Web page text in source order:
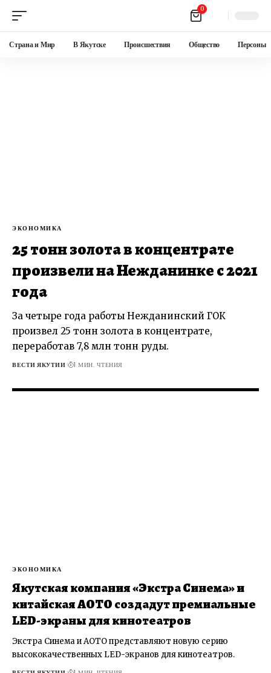
0
Страна и Мир В Якутске Происшествия Общество Персоны
ЭКОНОМИКА
25 тонн золота в концентрате
произвели на Нежданинке с 2021
года
За четыре года работы Нежданинский ГОК
произвел 25 тонн золота в концентрате,
переработав 7,8 млн тонн руды.
ВЕСТИ ЯКУТИИ 1 МИН. ЧТЕНИЯ
ЭКОНОМИКА
Якутская компания «Экстра Синема» и
китайская AOTO создадут премиальные
LED-экраны для кинотеатров
Экстра Синема и AOTO представляют новую серию
высококачественных LED-экранов для кинотеатров.